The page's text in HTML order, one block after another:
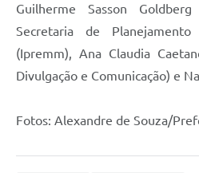
Guilherme Sasson
Secretaria de
(Ipremm), Ana Claudia
Divulgação e Comunicação) e
Fotos: Alexandre de Souza/